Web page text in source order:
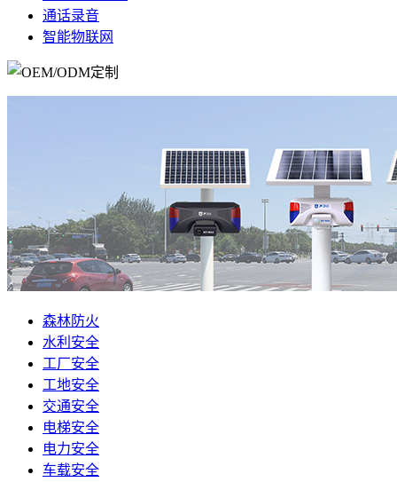
通话录音
智能物联网
森林防火
水利安全
工厂安全
工地安全
交通安全
电梯安全
电力安全
车载安全